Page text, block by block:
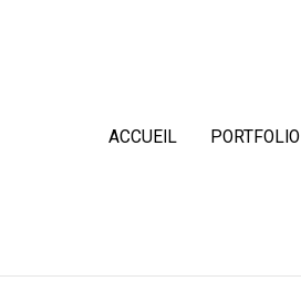
ACCUEIL PORTFOLIO